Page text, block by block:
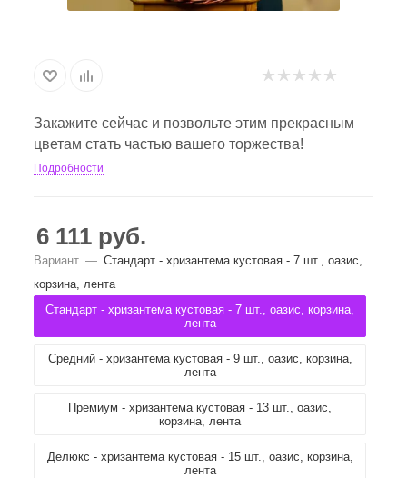
Закажите сейчас и позвольте этим прекрасным
цветам стать частью вашего торжества!
Подробности
6 111 руб.
Вариант — Стандарт - хризантема кустовая - 7 шт., оазис,
корзина, лента
Стандарт - хризантема кустовая - 7 шт., оазис, корзина,
лента
Средний - хризантема кустовая - 9 шт., оазис, корзина,
лента
Премиум - хризантема кустовая - 13 шт., оазис,
корзина, лента
Делюкс - хризантема кустовая - 15 шт., оазис, корзина,
лента